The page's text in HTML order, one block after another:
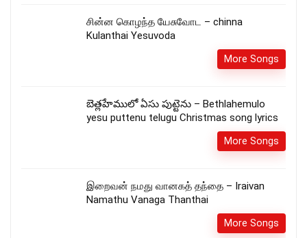
சின்ன கொழந்த யேசுவோட – chinna
Kulanthai Yesuvoda
More Songs
బెత్లహేములో ఏసు పుట్టెను – Bethlahemulo
yesu puttenu telugu Christmas song lyrics
More Songs
இறைவன் நமது வானகத் தந்தை – Iraivan
Namathu Vanaga Thanthai
More Songs